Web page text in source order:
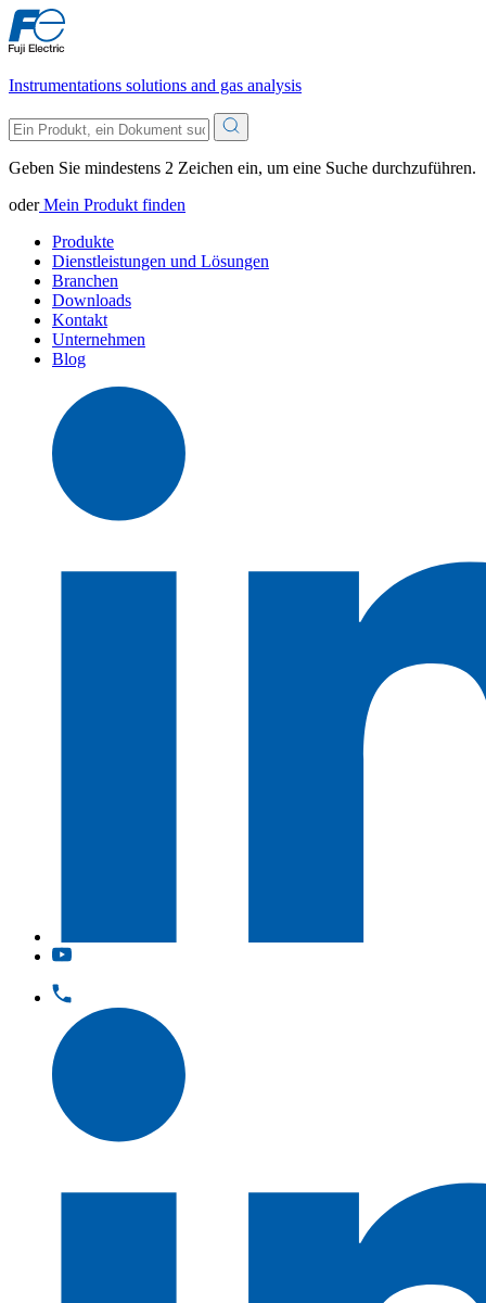
Instrumentations solutions and gas analysis
Geben Sie mindestens 2 Zeichen ein, um eine Suche durchzuführen.
oderMein Produkt finden
Produkte
Dienstleistungen und Lösungen
Branchen
Downloads
Kontakt
Unternehmen
Blog